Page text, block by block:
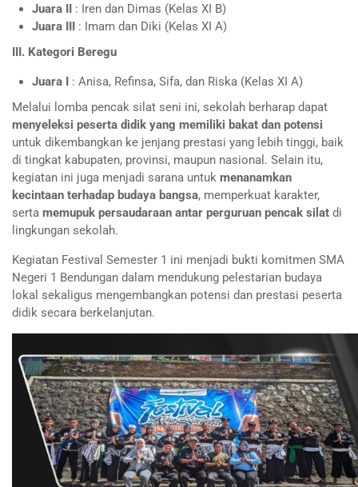
Juara II : Iren dan Dimas (Kelas XI B)
Juara III : Imam dan Diki (Kelas XI A)
III. Kategori Beregu
Juara I : Anisa, Refinsa, Sifa, dan Riska (Kelas XI A)
Melalui lomba pencak silat seni ini, sekolah berharap dapat
menyeleksi peserta didik yang memiliki bakat dan potensi
untuk dikembangkan ke jenjang prestasi yang lebih tinggi, baik
di tingkat kabupaten, provinsi, maupun nasional. Selain itu,
kegiatan ini juga menjadi sarana untuk menanamkan
kecintaan terhadap budaya bangsa, memperkuat karakter,
serta memupuk persaudaraan antar perguruan pencak silat di
lingkungan sekolah.
Kegiatan Festival Semester 1 ini menjadi bukti komitmen SMA
Negeri 1 Bendungan dalam mendukung pelestarian budaya
lokal sekaligus mengembangkan potensi dan prestasi peserta
didik secara berkelanjutan.